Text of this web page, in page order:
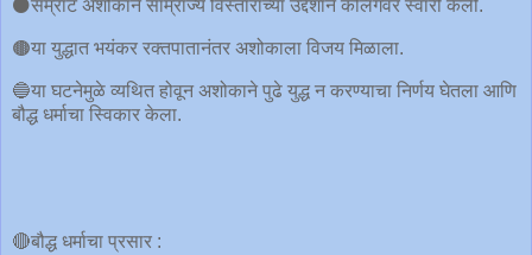
⚫️सम्राट अशोकाने साम्राज्य विस्ताराच्या उद्देशाने कलिंगवर स्वारी केली.
🟤या युद्धात भयंकर रक्तपातानंतर अशोकाला विजय मिळाला.
🔵या घटनेमुळे व्यथित होवून अशोकाने पुढे युद्ध न करण्याचा निर्णय घेतला आणि
बौद्ध धर्माचा स्विकार केला.
🔴बौद्ध धर्माचा प्रसार :